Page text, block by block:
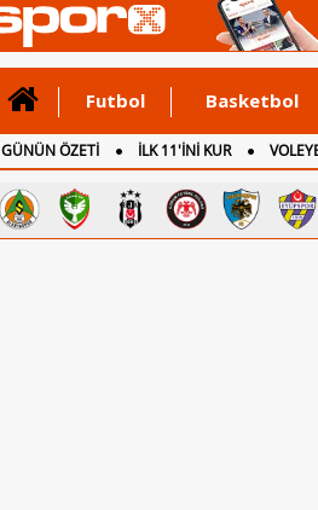
Futbol Basketbol
GÜNÜN ÖZETİ İLK 11'İNİ KUR
CANLI ANLATIM
İNGİLTERE